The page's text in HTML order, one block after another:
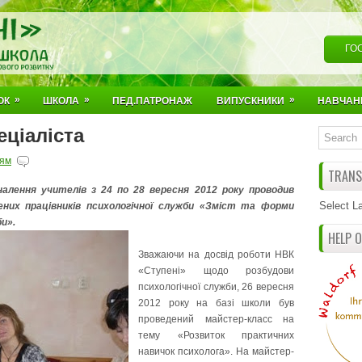
» ШКОЛА » ПЕД.ПАТРОНАЖ ВИПУСКНИКИ »
учителів з 24 по 28 вересня 2012 року проводив
працівників психологічної служби «Зміст та форми
Зважаючи на досвід роботи НВК
«Ступені» щодо розбудови
психологічної служби, 26 вересня
2012 року на базі школи був
проведений майстер-класс на
тему «Розвиток практичних
навичок психолога». На майстер-
Select
HELP